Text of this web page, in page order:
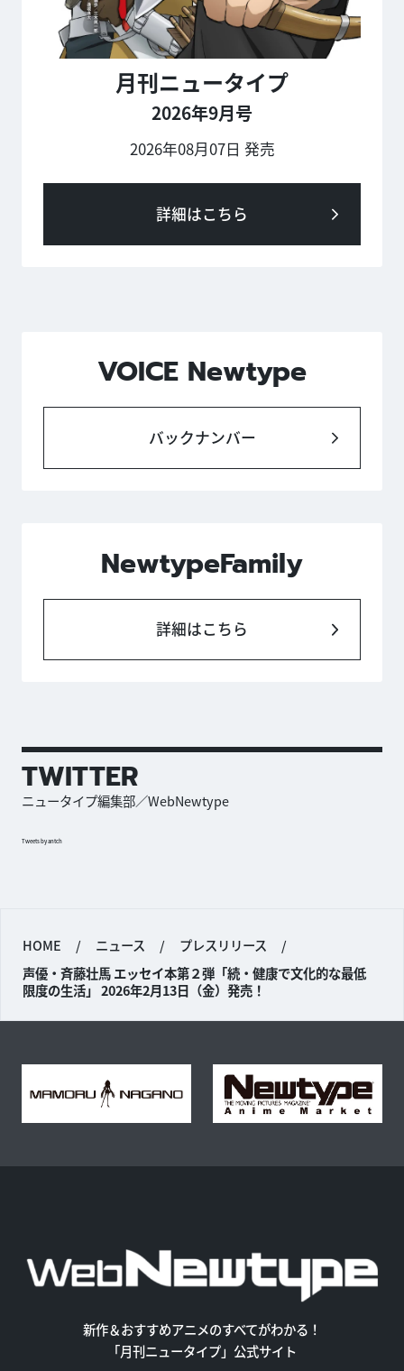
月刊ニュータイプ
2026年9月号
2026年08月07日 発売
詳細はこちら
VOICE Newtype
バックナンバー
NewtypeFamily
詳細はこちら
TWITTER
ニュータイプ編集部／WebNewtype
Tweets by antch
HOME / ニュース / プレスリリース
/
声優・斉藤壮馬 エッセイ本第２弾「続・健康で文化的な最低
限度の生活」 2026年2月13日（金）発売！
新作＆おすすめアニメのすべてがわかる！
「月刊ニュータイプ」公式サイト